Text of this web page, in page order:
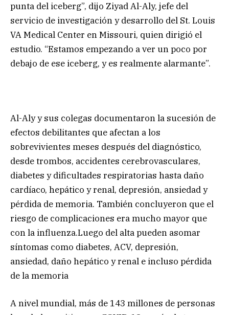
punta del iceberg”, dijo Ziyad Al-Aly, jefe del
servicio de investigación y desarrollo del St. Louis
VA Medical Center en Missouri, quien dirigió el
estudio. “Estamos empezando a ver un poco por
debajo de ese iceberg, y es realmente alarmante”.
Al-Aly y sus colegas documentaron la sucesión de
efectos debilitantes que afectan a los
sobrevivientes meses después del diagnóstico,
desde trombos, accidentes cerebrovasculares,
diabetes y dificultades respiratorias hasta daño
cardíaco, hepático y renal, depresión, ansiedad y
pérdida de memoria. También concluyeron que el
riesgo de complicaciones era mucho mayor que
con la influenza.Luego del alta pueden asomar
síntomas como diabetes, ACV, depresión,
ansiedad, daño hepático y renal e incluso pérdida
de la memoria
A nivel mundial, más de 143 millones de personas